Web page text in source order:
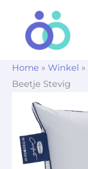
Home » Winkel »
Beetje Stevig